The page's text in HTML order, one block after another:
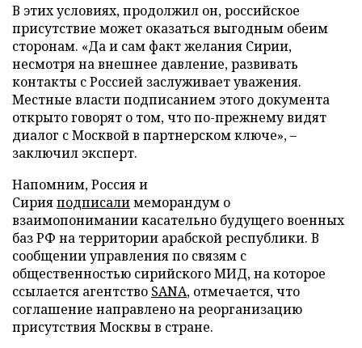
В этих условиях, продолжил он, российское
присутствие может оказаться выгодным обеим
сторонам. «Да и сам факт желания Сирии,
несмотря на внешнее давление, развивать
контакты с Россией заслуживает уважения.
Местные власти подписанием этого документа
открыто говорят о том, что по-прежнему видят
диалог с Москвой в партнерском ключе», –
заключил эксперт.
Напомним, Россия и
Сирияподписалимеморандум о
взаимопонимании касательно будущего военных
баз РФ на территории арабской республики. В
сообщении управления по связям с
общественностью сирийского МИД, на которое
ссылается агентство SANA, отмечается, что
соглашение направлено на реорганизацию
присутствия Москвы в стране.